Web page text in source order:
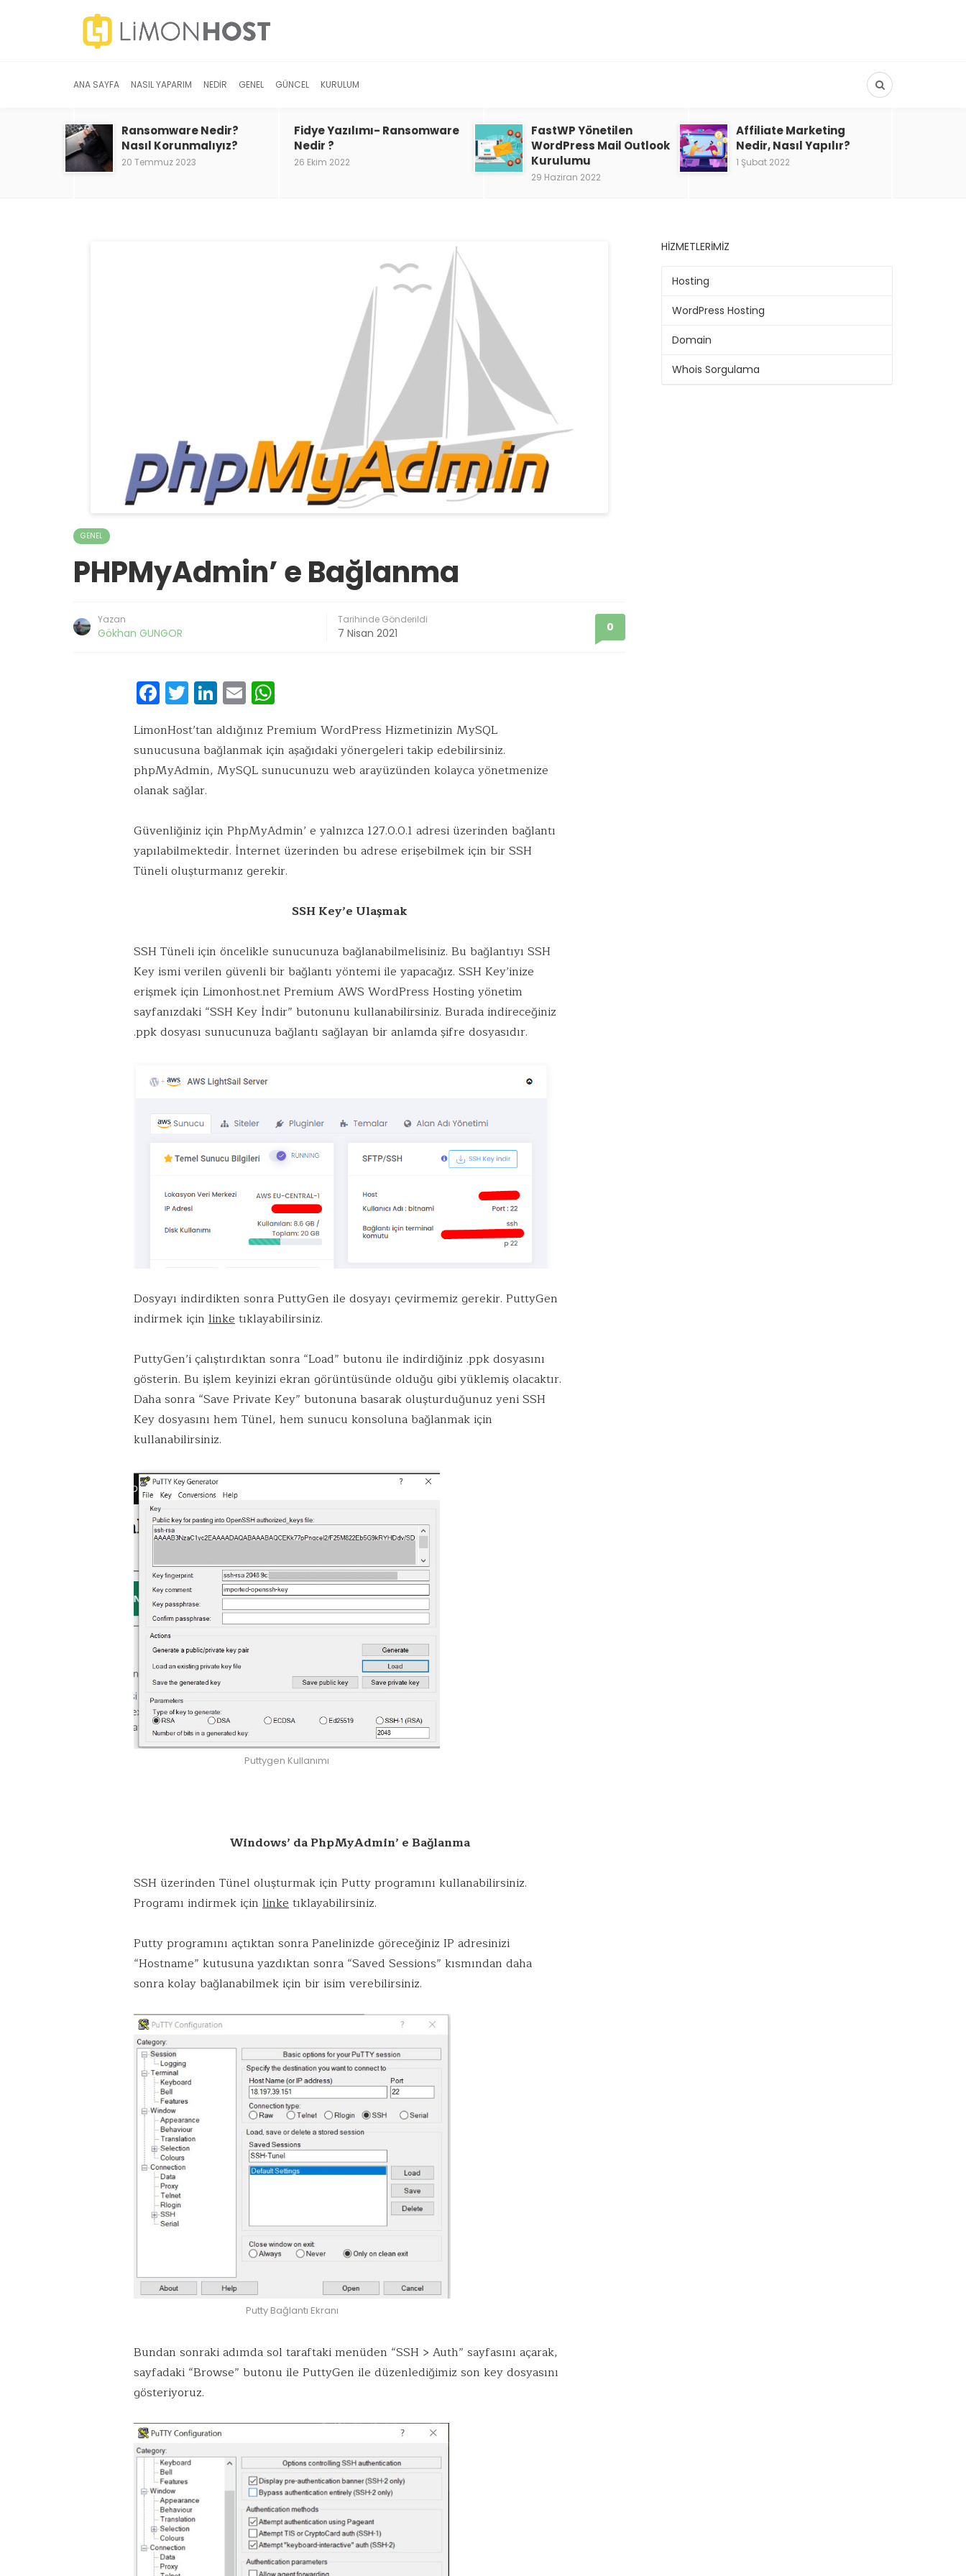
ANA SAYFA NASIL YAPARIM NEDIR GENEL GÜNCEL KURULUM
Ransomware Nedir?
Nasıl Korunmalıyız?
20 Temmuz 2023
Fidye Yazılımı- Ransomware
Nedir ?
26 Ekim 2022
FastWP Yönetilen
WordPress Mail Outlook
Kurulumu
29 Haziran 2022
Affiliate Marketing
Nedir, Nasıl Yapılır?
1 Şubat 2022
GENEL
PHPMyAdmin’ e Bağlanma
Yazan
Gökhan GUNGOR
Tarihinde Gönderildi
7 Nisan 2021 0
F
ac
e
b
o
o
k
T
w
it
te
r
Li
n
k
e
dI
E
m
ai
l
at
s
A
p
LimonHost’tan aldığınız Premium WordPress Hizmetinizin MySQL
sunucusuna bağlanmak için aşağıdaki yönergeleri takip edebilirsiniz.
phpMyAdmin, MySQL sunucunuzu web arayüzünden kolayca yönetmenize
olanak sağlar.
Güvenliğiniz için PhpMyAdmin’ e yalnızca 127.0.0.1 adresi üzerinden bağlantı
yapılabilmektedir. İnternet üzerinden bu adrese erişebilmek için bir SSH
Tüneli oluşturmanız gerekir.
SSH Key’e Ulaşmak
SSH Tüneli için öncelikle sunucunuza bağlanabilmelisiniz. Bu bağlantıyı SSH
Key ismi verilen güvenli bir bağlantı yöntemi ile yapacağız. SSH Key’inize
erişmek için Limonhost.net Premium AWS WordPress Hosting yönetim
sayfanızdaki “SSH Key İndir” butonunu kullanabilirsiniz. Burada indireceğiniz
.ppk dosyası sunucunuza bağlantı sağlayan bir anlamda şifre dosyasıdır.
Dosyayı indirdikten sonra PuttyGen ile dosyayı çevirmemiz gerekir. PuttyGen
indirmek için linketıklayabilirsiniz.
PuttyGen’i çalıştırdıktan sonra “Load” butonu ile indirdiğiniz .ppk dosyasını
gösterin. Bu işlem keyinizi ekran görüntüsünde olduğu gibi yüklemiş olacaktır.
Daha sonra “Save Private Key” butonuna basarak oluşturduğunuz yeni SSH
Key dosyasını hem Tünel, hem sunucu konsoluna bağlanmak için
kullanabilirsiniz.
Puttygen Kullanımı
Windows’ da PhpMyAdmin’ e Bağlanma
SSH üzerinden Tünel oluşturmak için Putty programını kullanabilirsiniz.
Programı indirmek için linketıklayabilirsiniz.
Putty programını açtıktan sonra Panelinizde göreceğiniz IP adresinizi
“Hostname” kutusuna yazdıktan sonra “Saved Sessions” kısmından daha
sonra kolay bağlanabilmek için bir isim verebilirsiniz.
Putty Bağlantı Ekranı
Bundan sonraki adımda sol taraftaki menüden “SSH > Auth” sayfasını açarak,
sayfadaki “Browse” butonu ile PuttyGen ile düzenlediğimiz son key dosyasını
gösteriyoruz.
HIZMETLERIMIZ
Hosting
WordPress Hosting
Domain
Whois Sorgulama